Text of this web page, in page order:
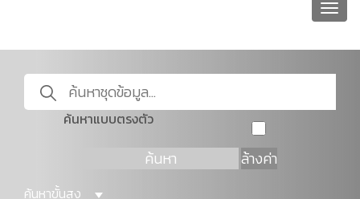
ค้นหาแบบตรงตัว
ค้นหา ล้างค่า
ค้นหาขั้นสูง